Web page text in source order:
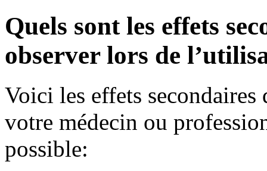
Quels sont les effets
observer lors de
Voici les effets
votre médecin ou
possible: